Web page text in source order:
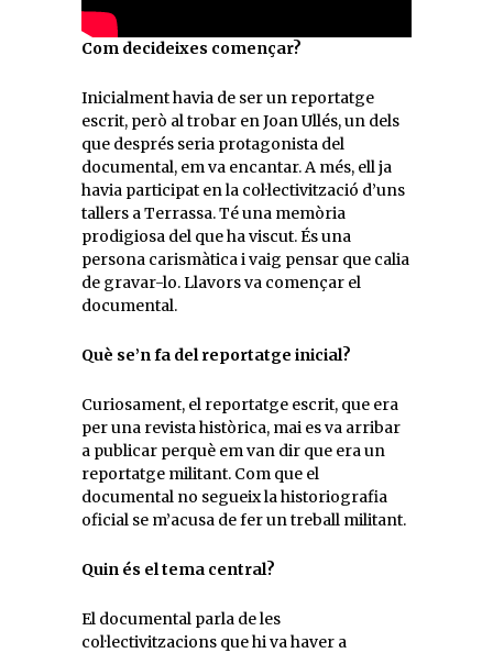
Com decideixes començar?
Inicialment havia de ser un reportatge
escrit, però al trobar en Joan Ullés, un dels
que després seria protagonista del
documental, em va encantar. A més, ell ja
havia participat en la col·lectivització d’uns
tallers a Terrassa. Té una memòria
prodigiosa del que ha viscut. És una
persona carismàtica i vaig pensar que calia
de gravar-lo. Llavors va començar el
documental.
Què se’n fa del reportatge inicial?
Curiosament, el reportatge escrit, que era
per una revista històrica, mai es va arribar
a publicar perquè em van dir que era un
reportatge militant. Com que el
documental no segueix la historiografia
oficial se m’acusa de fer un treball militant.
Quin és el tema central?
El documental parla de les
col·lectivitzacions que hi va haver a